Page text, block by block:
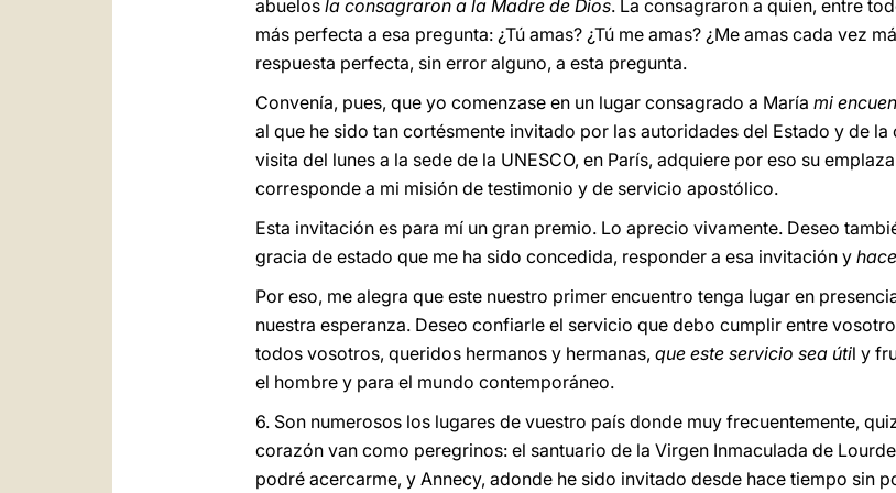
abuelos la consagraron a la Madre de Dios. La consagraron a quien, entre
más perfecta a esa pregunta: ¿Tú amas? ¿Tú me amas? ¿Me amas cada vez
respuesta perfecta, sin error alguno, a esta pregunta.
Convenía, pues, que yo comenzase en un lugar consagrado a María mi
al que he sido tan cortésmente invitado por las autoridades del Estado y de
visita del lunes a la sede de la UNESCO, en París, adquiere por eso su
corresponde a mi misión de testimonio y de servicio apostólico.
Esta invitación es para mí un gran premio. Lo aprecio vivamente. Deseo
gracia de estado que me ha sido concedida, responder a esa invitación y
Por eso, me alegra que este nuestro primer encuentro tenga lugar en
nuestra esperanza. Deseo confiarle el servicio que debo cumplir entre
todos vosotros, queridos hermanos y hermanas, que este servicio sea útil y
el hombre y para el mundo contemporáneo.
6. Son numerosos los lugares de vuestro país donde muy frecuentemente,
corazón van como peregrinos: el santuario de la Virgen Inmaculada de
podré acercarme, y Annecy, adonde he sido invitado desde hace tiempo sin